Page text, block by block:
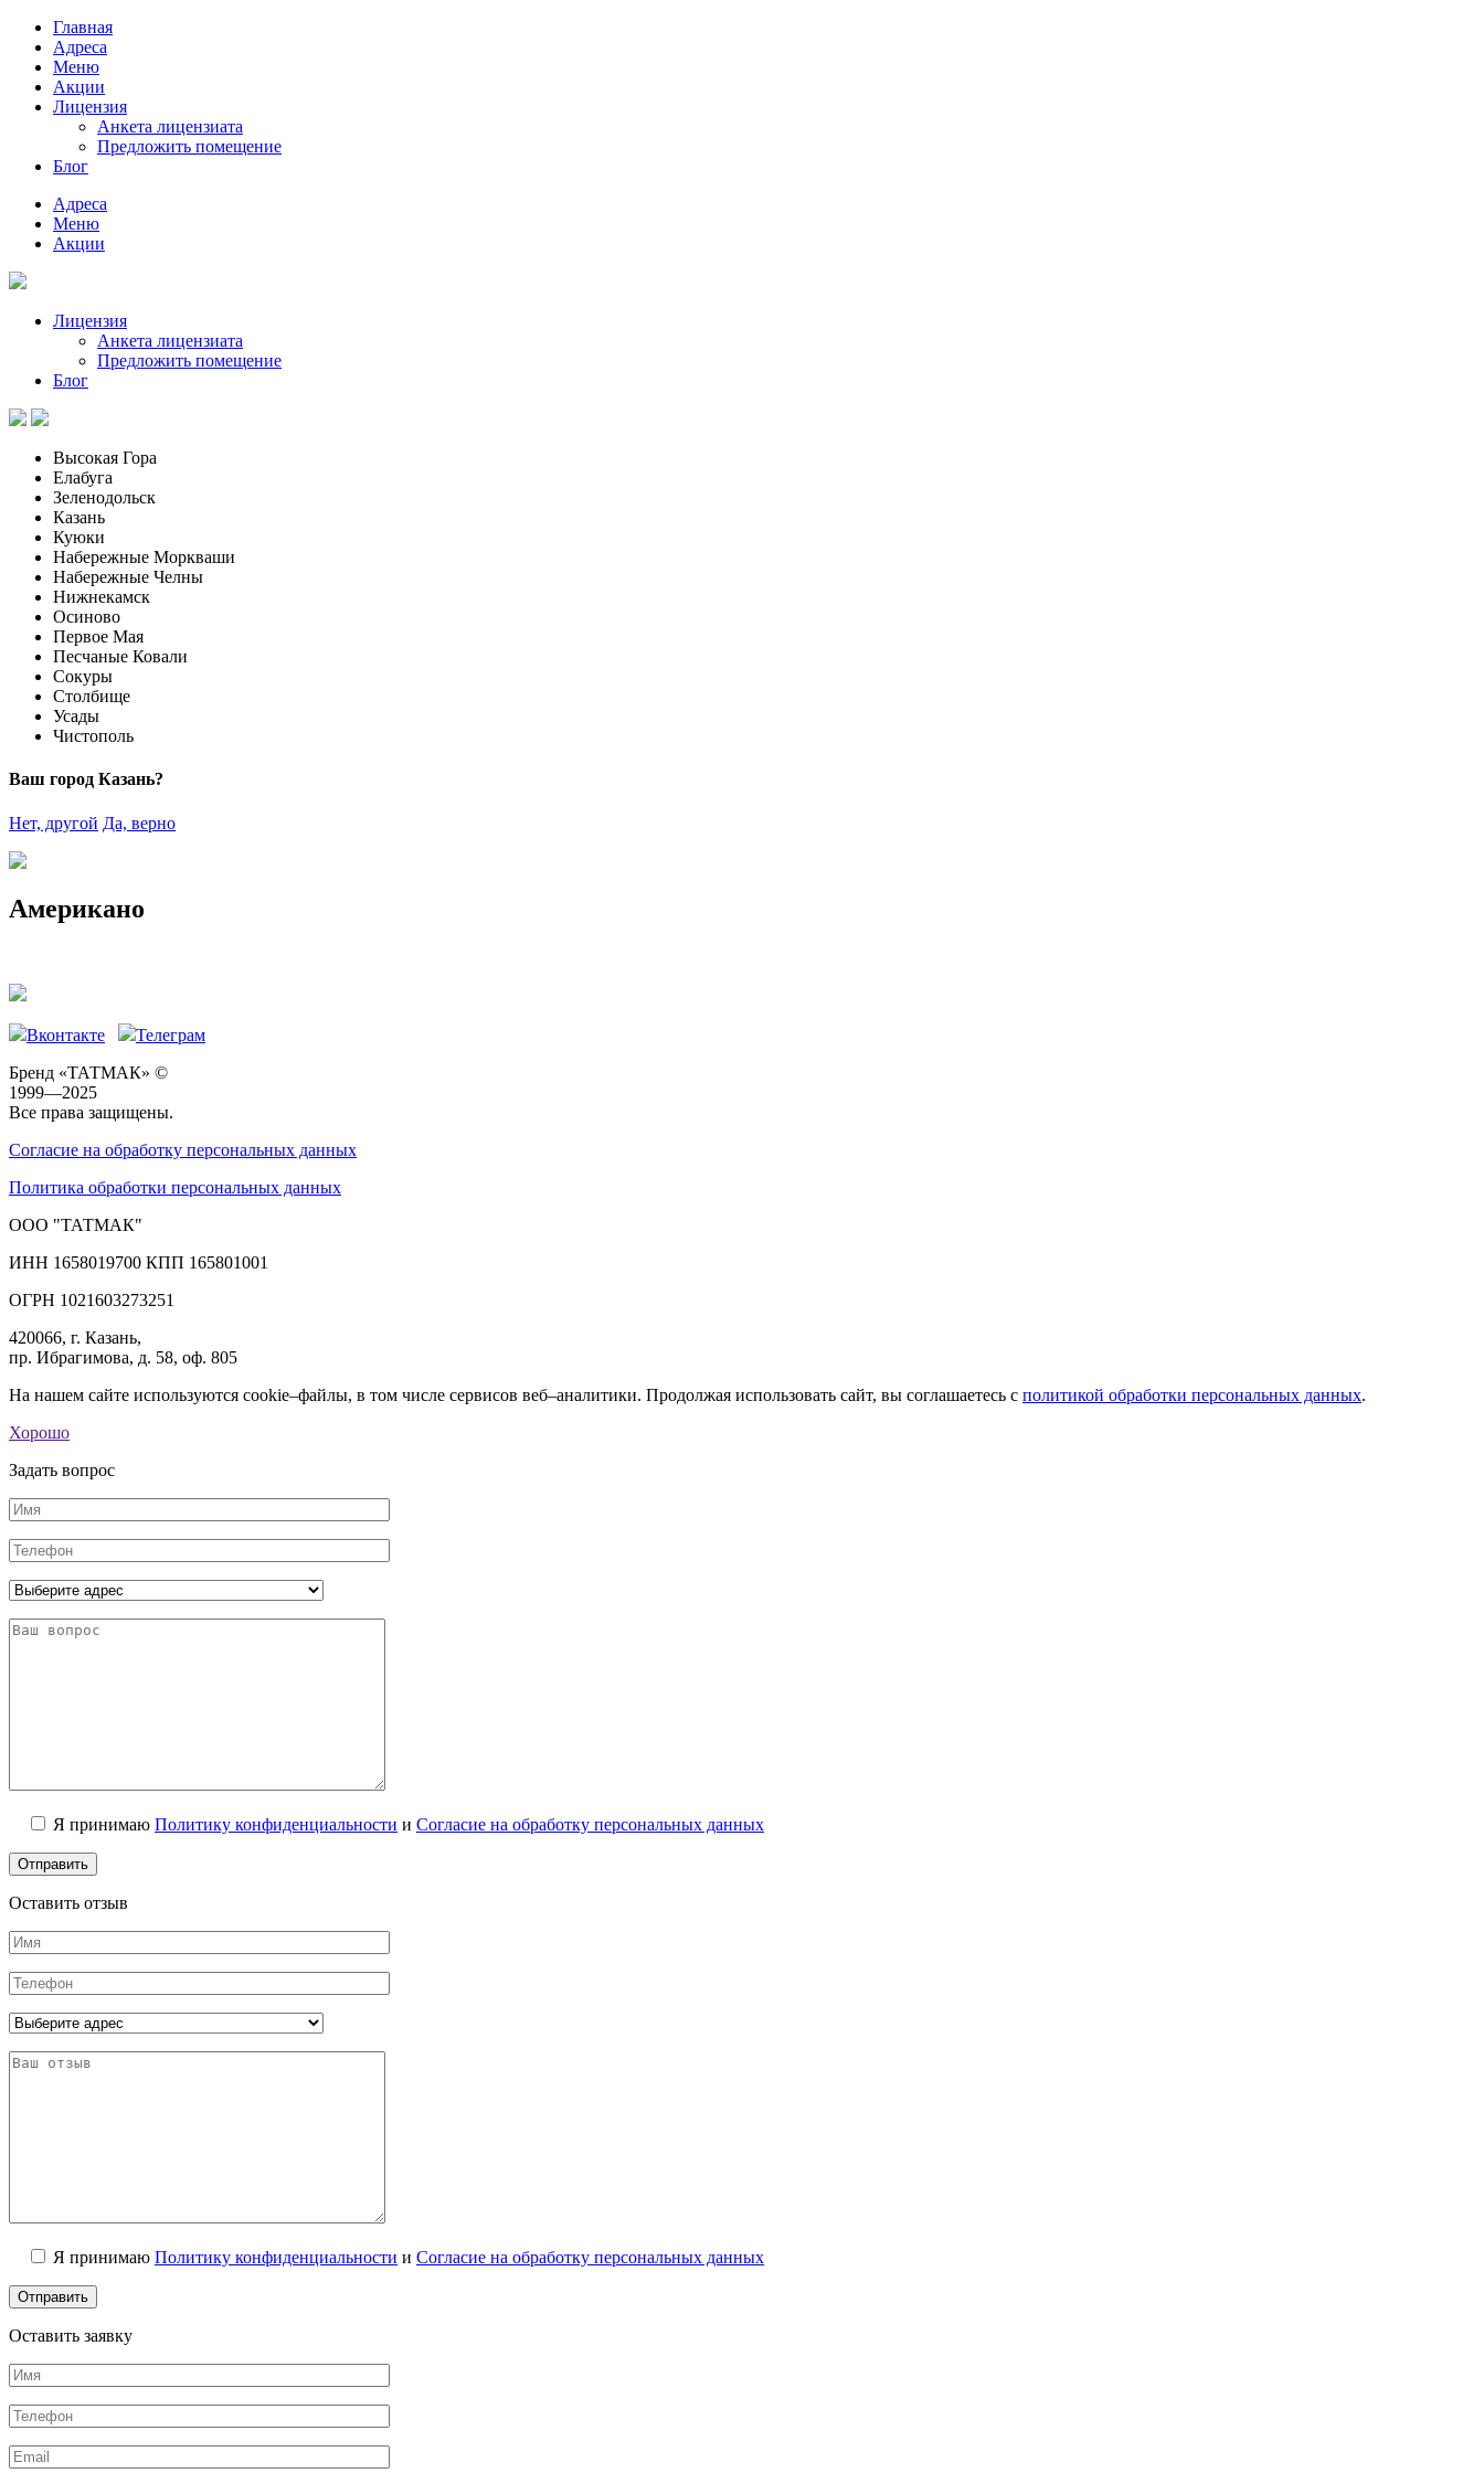
Главная
Адреса
Меню
Акции
Лицензия
Анкета лицензиата
Предложить помещение
Блог
Адреса
Меню
Акции
Лицензия
Анкета лицензиата
Предложить помещение
Блог
Высокая Гора
Елабуга
Зеленодольск
Казань
Куюки
Набережные Моркваши
Набережные Челны
Нижнекамск
Осиново
Первое Мая
Песчаные Ковали
Сокуры
Столбище
Усады
Чистополь
Ваш город Казань?
Нет, другой Да, верно
Американо
Вконтакте
Телеграм
Бренд «ТАТМАК» ©
1999—2025
Все права защищены.
Согласие на обработку персональных данных
Политика обработки персональных данных
ООО "ТАТМАК"
ИНН 1658019700 КПП 165801001
ОГРН 1021603273251
420066, г. Казань,
пр. Ибрагимова, д. 58, оф. 805
На нашем сайте используются cookie–файлы, в том числе сервисов веб–аналитики. Продолжая использовать сайт, вы соглашаетесь с политикой обработки персональных данных.
Хорошо
Задать вопрос
Я принимаю Политику конфиденциальности и Согласие на обработку персональных данных
Оставить отзыв
Я принимаю Политику конфиденциальности и Согласие на обработку персональных данных
Оставить заявку